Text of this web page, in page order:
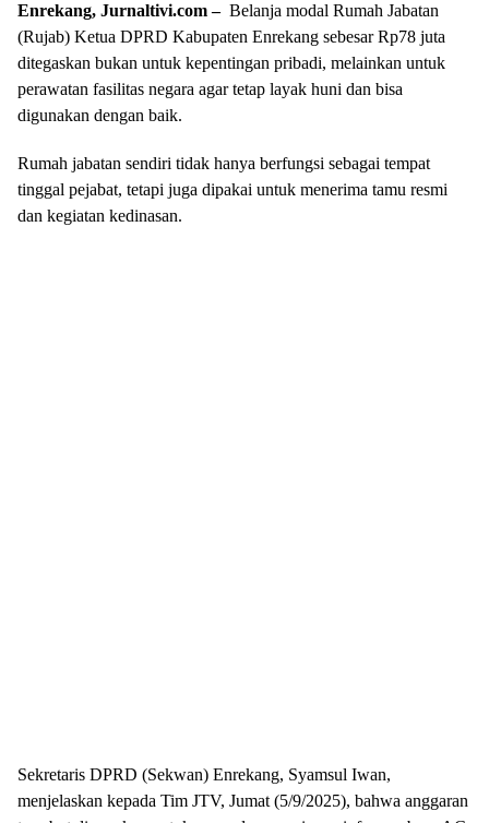
Enrekang, Jurnaltivi.com – Belanja modal Rumah Jabatan
(Rujab) Ketua DPRD Kabupaten Enrekang sebesar Rp78 juta
ditegaskan bukan untuk kepentingan pribadi, melainkan untuk
perawatan fasilitas negara agar tetap layak huni dan bisa
digunakan dengan baik.
Rumah jabatan sendiri tidak hanya berfungsi sebagai tempat
tinggal pejabat, tetapi juga dipakai untuk menerima tamu resmi
dan kegiatan kedinasan.
Sekretaris DPRD (Sekwan) Enrekang, Syamsul Iwan,
menjelaskan kepada Tim JTV, Jumat (5/9/2025), bahwa anggaran